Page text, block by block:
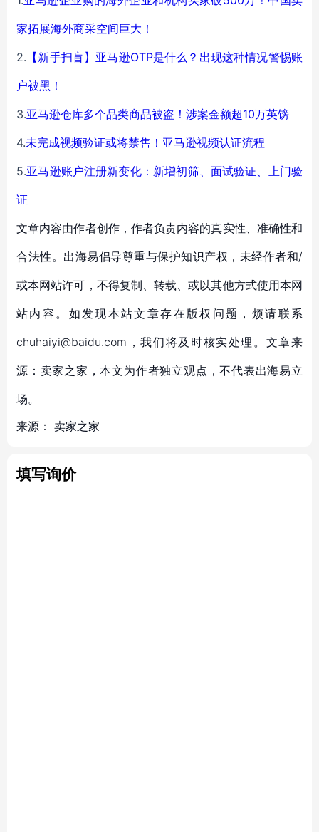
家拓展海外商采空间巨大！
2. 【新手扫盲】亚马逊OTP是什么？出现这种情况警惕账
户被黑！
3.亚马逊仓库多个品类商品被盗！涉案金额超10万英镑
4.未完成视频验证或将禁售！亚马逊视频认证流程
5.亚马逊账户注册新变化：新增初筛、面试验证、上门验
证
文章内容由作者创作，作者负责内容的真实性、准确性和
合法性。出海易倡导尊重与保护知识产权，未经作者和/
或本网站许可，不得复制、转载、或以其他方式使用本网
站内容。如发现本站文章存在版权问题，烦请联系
chuhaiyi@baidu.com，我们将及时核实处理。文章来
源：卖家之家，本文为作者独立观点，不代表出海易立
场。
来源： 卖家之家
填写询价